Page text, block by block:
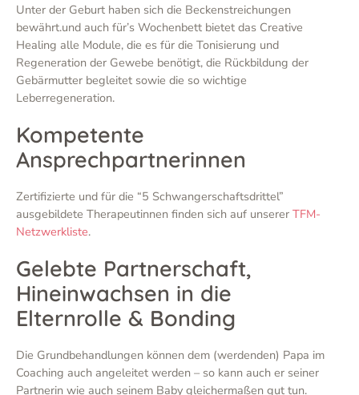
Unter der Geburt haben sich die Beckenstreichungen
bewährt.und auch für’s Wochenbett bietet das Creative
Healing alle Module, die es für die Tonisierung und
Regeneration der Gewebe benötigt, die Rückbildung der
Gebärmutter begleitet sowie die so wichtige
Leberregeneration.
Kompetente
Ansprechpartnerinnen
Zertifizierte und für die “5 Schwangerschaftsdrittel”
ausgebildete Therapeutinnen finden sich auf unserer TFM-
Netzwerkliste.
Gelebte Partnerschaft,
Hineinwachsen in die
Elternrolle & Bonding
Die Grundbehandlungen können dem (werdenden) Papa im
Coaching auch angeleitet werden – so kann auch er seiner
Partnerin wie auch seinem Baby gleichermaßen gut tun.